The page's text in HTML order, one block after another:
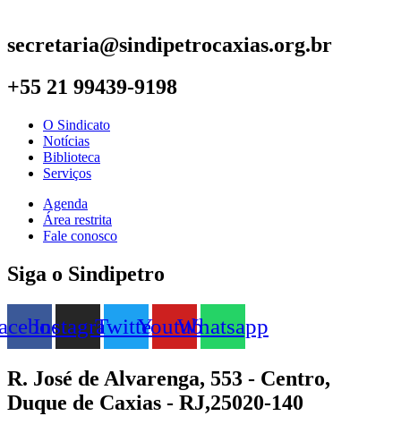
secretaria@sindipetrocaxias.org.br
+55 21 99439-9198
O Sindicato
Notícias
Biblioteca
Serviços
Agenda
Área restrita
Fale conosco
Siga o Sindipetro
InstagramTwitterYoutubeWhatsapp
R. José de Alvarenga, 553 - Centro,
Duque de Caxias - RJ,25020-140